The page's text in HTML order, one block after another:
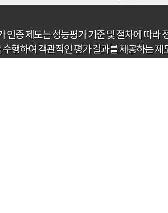
인증 제도는 성능평가 기준 및 절차에 따라
행하여 객관적인 평가 결과를 제공하는 제